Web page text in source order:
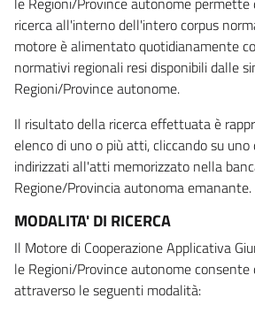
ricerca all'interno dell'intero corpus
motore è alimentato quotidianamente
normativi regionali resi disponibili dalle
Regioni/Province autonome.
Il risultato della ricerca effettuata è
elenco di uno o più atti, cliccando su uno
indirizzati all'atti memorizzato nella
Regione/Provincia autonoma emanante.
MODALITA' DI RICERCA
Il Motore di Cooperazione Applicativa
le Regioni/Province autonome
attraverso le seguenti modalità: